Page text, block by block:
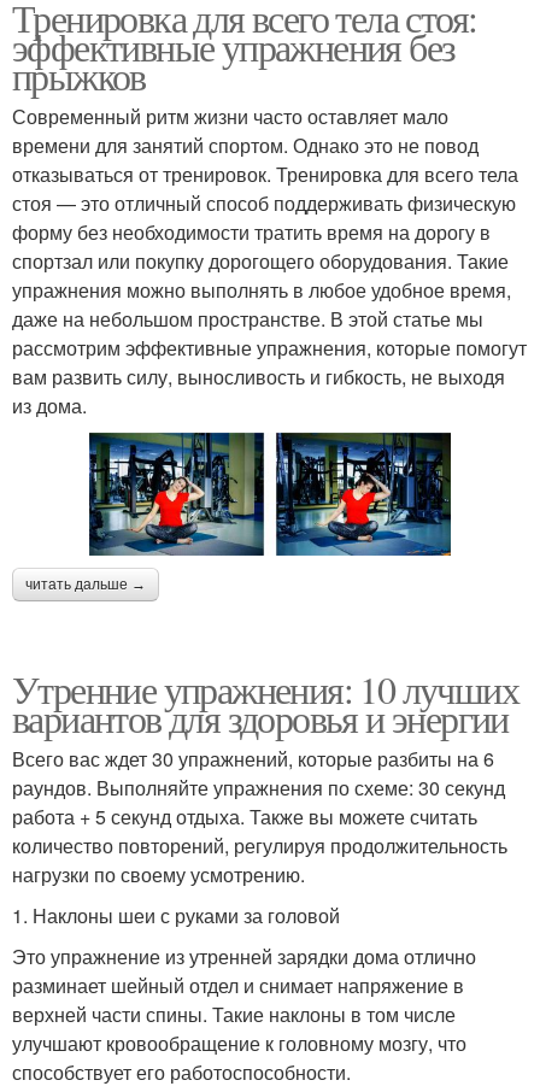
Тренировка для всего тела стоя:
эффективные упражнения без
прыжков
Современный ритм жизни часто оставляет мало
времени для занятий спортом. Однако это не повод
отказываться от тренировок. Тренировка для всего тела
стоя — это отличный способ поддерживать физическую
форму без необходимости тратить время на дорогу в
спортзал или покупку дорогощего оборудования. Такие
упражнения можно выполнять в любое удобное время,
даже на небольшом пространстве. В этой статье мы
рассмотрим эффективные упражнения, которые помогут
вам развить силу, выносливость и гибкость, не выходя
из дома.
читать дальше →
Утренние упражнения: 10 лучших
вариантов для здоровья и энергии
Всего вас ждет 30 упражнений, которые разбиты на 6
раундов. Выполняйте упражнения по схеме: 30 секунд
работа + 5 секунд отдыха. Также вы можете считать
количество повторений, регулируя продолжительность
нагрузки по своему усмотрению.
1. Наклоны шеи с руками за головой
Это упражнение из утренней зарядки дома отлично
разминает шейный отдел и снимает напряжение в
верхней части спины. Такие наклоны в том числе
улучшают кровообращение к головному мозгу, что
способствует его работоспособности.